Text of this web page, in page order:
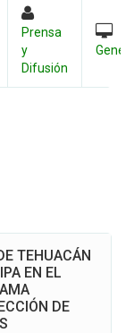
Prensa
y
Difusión
TEHUACÁN
EN EL
DE